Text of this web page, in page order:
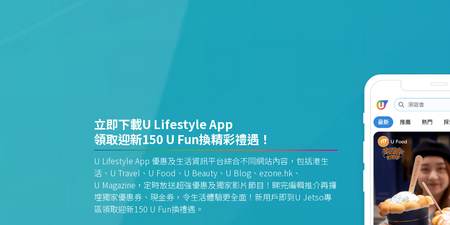
立即下載U Lifestyle App
領取迎新150 U Fun換精彩禮遇！
U Lifestyle App 優惠及生活資訊平台綜合不同網站內容，包括港生
活、U Travel、U Food、U Beauty、U Blog、ezone.hk、
U Magazine，定時放送超強優惠及獨家影片節目！睇完編輯推介再攞
埋獨家優惠券、現金券，令生活體驗更全面！新用戶即到U Jetso專
區領取迎新150 U Fun換禮遇。